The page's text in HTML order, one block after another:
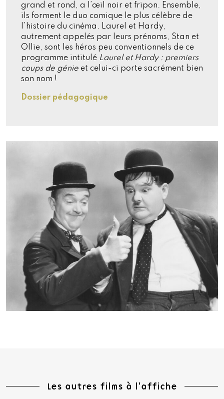
grand et rond, a l’œil noir et fripon. Ensemble,
ils forment le duo comique le plus célèbre de
l’histoire du cinéma. Laurel et Hardy,
autrement appelés par leurs prénoms, Stan et
Ollie, sont les héros peu conventionnels de ce
programme intitulé Laurel et Hardy : premiers
coups de génie et celui-ci porte sacrément bien
son nom !
Dossier pédagogique
Les autres films à l'affiche